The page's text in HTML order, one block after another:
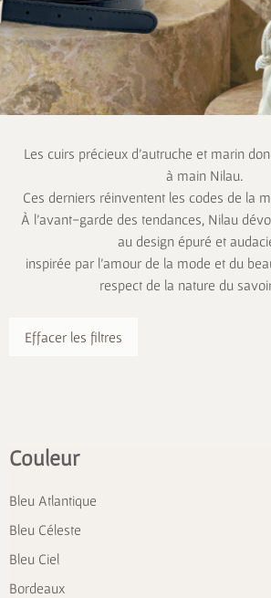
Les cuirs précieux d’autruche et marin
à main Nilau.
Ces derniers réinventent les codes de la
À l’avant-garde des tendances, Nilau
au design épuré et
inspirée par l’amour de la mode et du
respect de la nature du
Effacer les filtres
Couleur
Bleu Atlantique
Bleu Céleste
Bleu Ciel
Bordeaux